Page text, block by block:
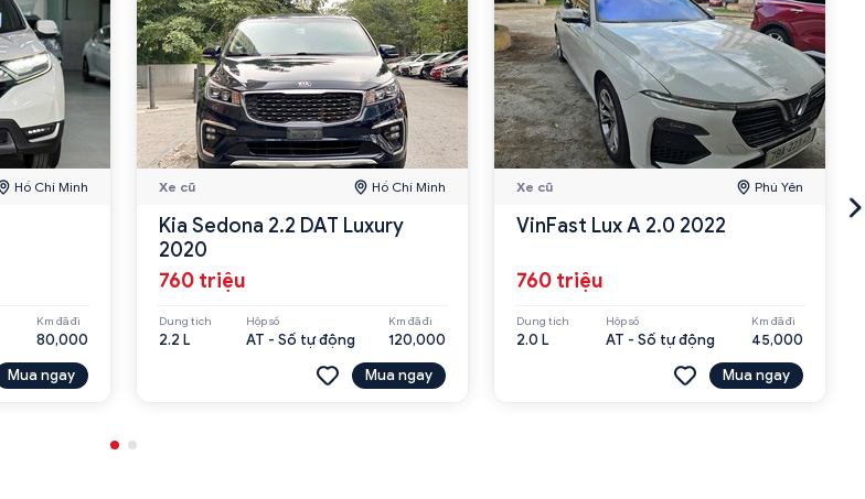
Hồ Chí Minh
Km đã đi
80,000
Mua ngay
Xe cũ Hồ Chí Minh
Kia Sedona 2.2 DAT Luxury
2020
760 triệu
Dung tích
2.2 L
Hộp số
AT - Số tự động
Km đã đi
120,000
Mua ngay
Xe cũ Phú Yên
VinFast Lux A 2.0 2022
760 triệu
Dung tích
2.0 L
Hộp số
AT - Số tự động
Km đã đi
45,000
Mua ngay